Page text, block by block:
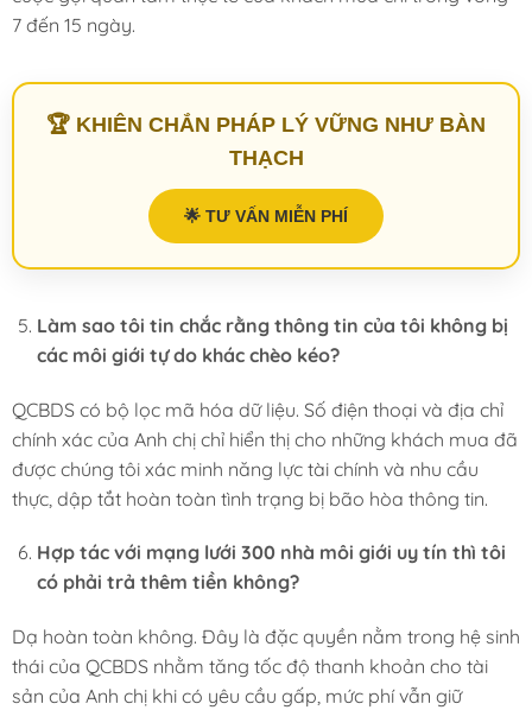
7 đến 15 ngày.
🏆 KHIÊN CHẮN PHÁP LÝ VỮNG NHƯ BÀN
THẠCH
🌟 TƯ VẤN MIỄN PHÍ
Làm sao tôi tin chắc rằng thông tin của tôi không bị
các môi giới tự do khác chèo kéo?
QCBDS có bộ lọc mã hóa dữ liệu. Số điện thoại và địa chỉ
chính xác của Anh chị chỉ hiển thị cho những khách mua đã
được chúng tôi xác minh năng lực tài chính và nhu cầu
thực, dập tắt hoàn toàn tình trạng bị bão hòa thông tin.
Hợp tác với mạng lưới 300 nhà môi giới uy tín thì tôi
có phải trả thêm tiền không?
Dạ hoàn toàn không. Đây là đặc quyền nằm trong hệ sinh
thái của QCBDS nhằm tăng tốc độ thanh khoản cho tài
sản của Anh chị khi có yêu cầu gấp, mức phí vẫn giữ